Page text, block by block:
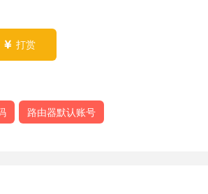
 打赏
路由器默认账号